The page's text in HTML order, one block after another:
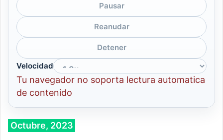
Pausar
Reanudar
Detener
Velocidad
Tu navegador no soporta lectura automatica
de contenido
Octubre, 2023